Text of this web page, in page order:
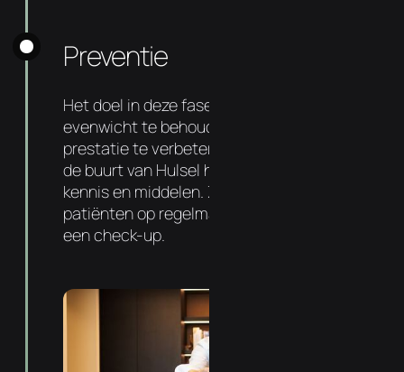
Preventie
Het doel in deze fase is om dit nieuwe
evenwicht te behouden, gezondheid en
prestatie te verbeteren. Uw chiropractor in
de buurt van Hulsel heeft hiervoor de juiste
kennis en middelen. Zo komt 72% van onze
patiënten op regelmatige basis langs voor
een check-up.